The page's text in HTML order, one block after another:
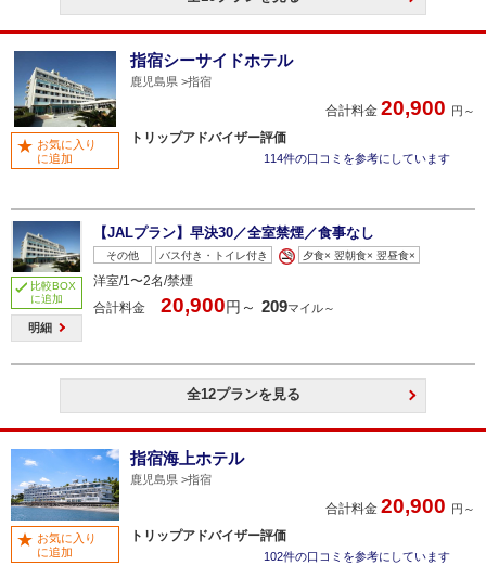
指宿シーサイドホテル
鹿児島県 指宿
合計料金 20,900 円～
トリップアドバイザー評価
114件の口コミを参考にしています
お気に入り
に追加
比較BOX
に追加
明細
【JALプラン】早決30／全室禁煙／食事なし
その他 バス付き・トイレ付き 夕食× 翌朝食× 翌昼食×
洋室/1〜2名/禁煙
合計料金
20,900円～ 209マイル～
全12プランを見る
指宿海上ホテル
鹿児島県 指宿
合計料金 20,900 円～
トリップアドバイザー評価
102件の口コミを参考にしています
お気に入り
に追加